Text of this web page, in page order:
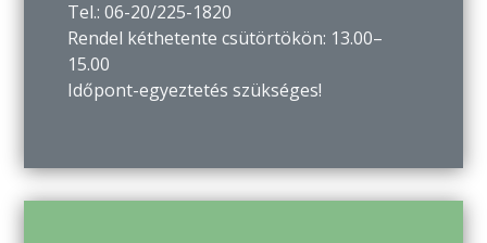
Tel.: 06-20/225-1820
Rendel kéthetente csütörtökön: 13.00–
15.00
Időpont-egyeztetés szükséges!